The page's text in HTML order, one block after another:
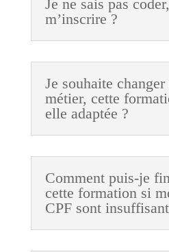
Je ne sais pas
m’inscrire ?
Je souhaite changer
métier, cette
elle adaptée ?
Comment puis-je
cette formation si
CPF sont